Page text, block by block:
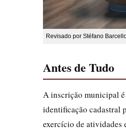
Revisado por Stéfano
Antes de Tudo
A inscrição municipal
identificação cadastral
exercício de atividades